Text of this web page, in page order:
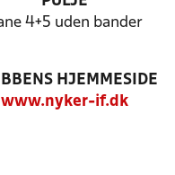
4+5 uden bander
HJEMMESIDE
www.nyker-if.dk